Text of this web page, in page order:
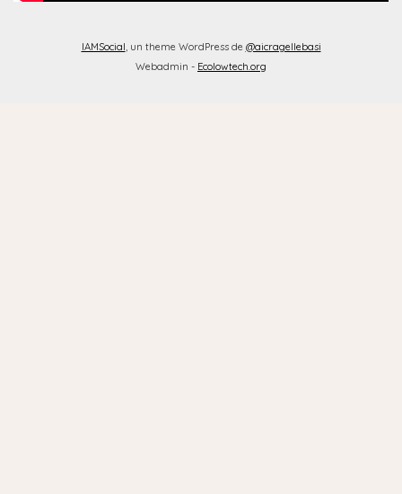
IAMSocial, un theme WordPress de @aicragellebasi
Webadmin - Ecolowtech.org